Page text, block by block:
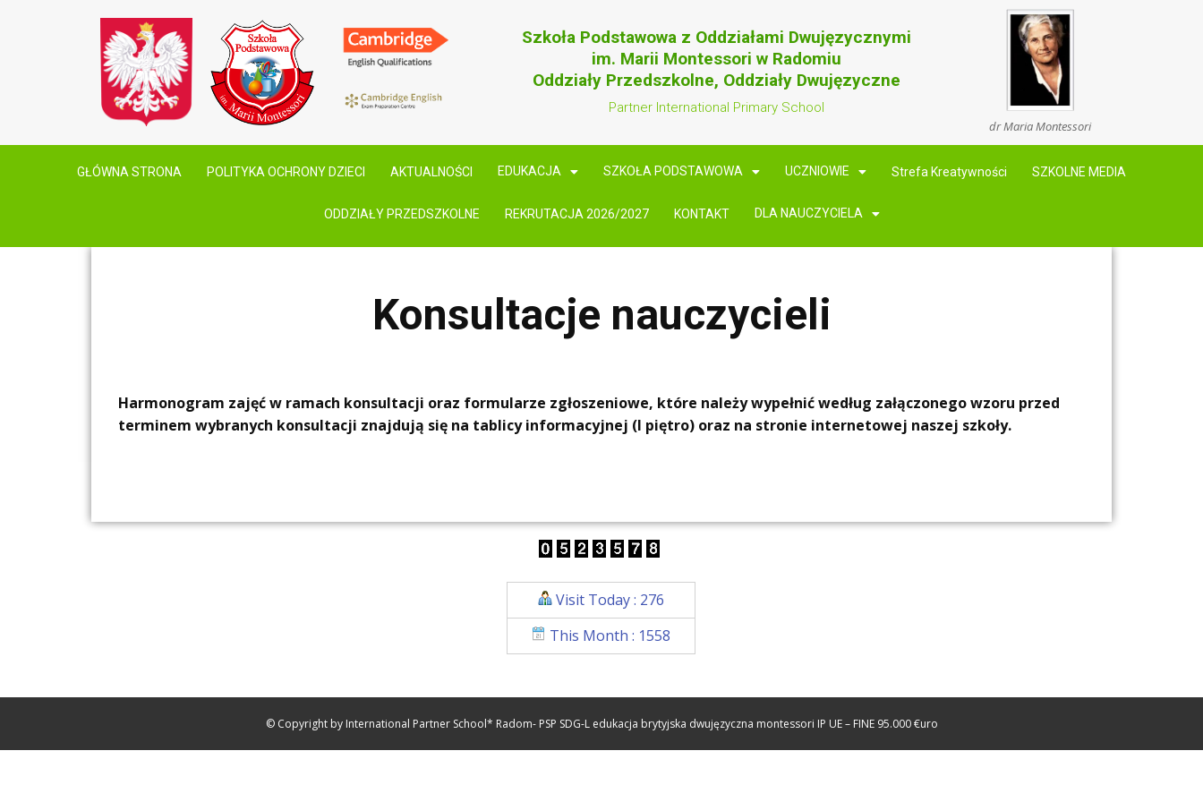
Szkoła Podstawowa z Oddziałami Dwujęzycznymi
im. Marii Montessori w Radomiu
Oddziały Przedszkolne, Oddziały Dwujęzyczne
Partner International Primary School
dr Maria Montessori
GŁÓWNA STRONA POLITYKA OCHRONY DZIECI AKTUALNOŚCI EDUKACJA SZKOŁA PODSTAWOWA UCZNIOWIE Strefa Kreatywności SZKOLNE MEDIA
ODDZIAŁY PRZEDSZKOLNE REKRUTACJA 2026/2027 KONTAKT DLA NAUCZYCIELA
Konsultacje nauczycieli
Harmonogram zajęć w ramach konsultacji oraz formularze zgłoszeniowe, które należy wypełnić według załączonego wzoru przed
terminem wybranych konsultacji znajdują się na tablicy informacyjnej (I piętro) oraz na stronie internetowej naszej szkoły.
Visit Today : 276
This Month : 1558
© Copyright by International Partner School* Radom- PSP SDG-L edukacja brytyjska dwujęzyczna montessori IP UE – FINE 95.000 €uro